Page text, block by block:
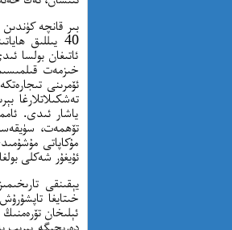
40 يىللىق
ئاتىغان بولسا
ئۆمرىنى
تەشكىلاتلارغا
ياشار ئىدى.
تۆھمەت،
مۇكاپاتى
ئۇيغۇر شەكلى
يېقىنقى
خىتايغا
ئېلىخان